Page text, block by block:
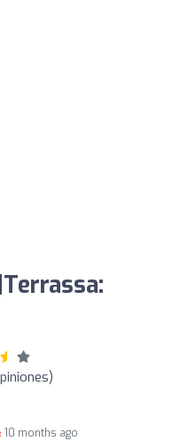
10 months ago